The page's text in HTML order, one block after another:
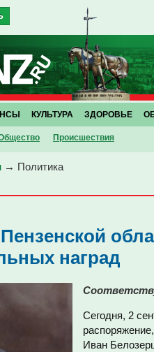
Проиcшествия
КУЛЬТУРА ЗДОРОВЬЕ
→ Политика
наград
Сегодня, 2
Иван